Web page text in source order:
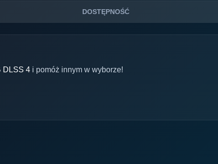
DOSTĘPNOŚĆ
DLSS 4 i pomóż innym w wyborze!